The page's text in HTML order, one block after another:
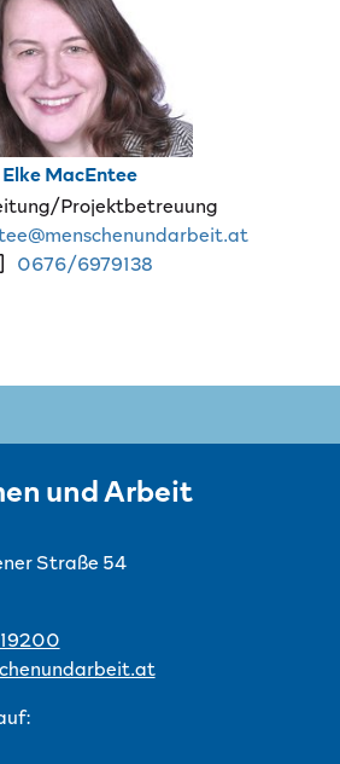
ElkeMacEntee
Projektbetreuung
Mobiltelefon beruflich:
0676/6979138
und Arbeit
Straße 54